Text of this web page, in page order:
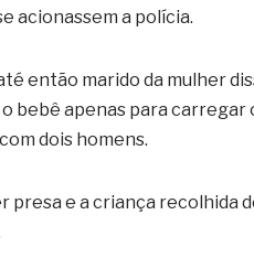
acionassem a polícia.
então marido da mulher
bebê apenas para carregar
dois homens.
presa e a criança recolhida